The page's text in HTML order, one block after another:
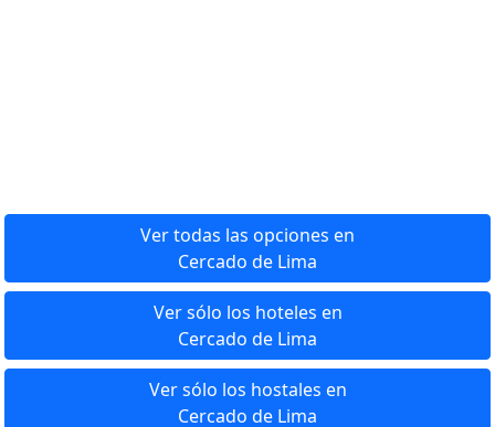
Ver todas las opciones en
Cercado de Lima
Ver sólo los hoteles en
Cercado de Lima
Ver sólo los hostales en
Cercado de Lima